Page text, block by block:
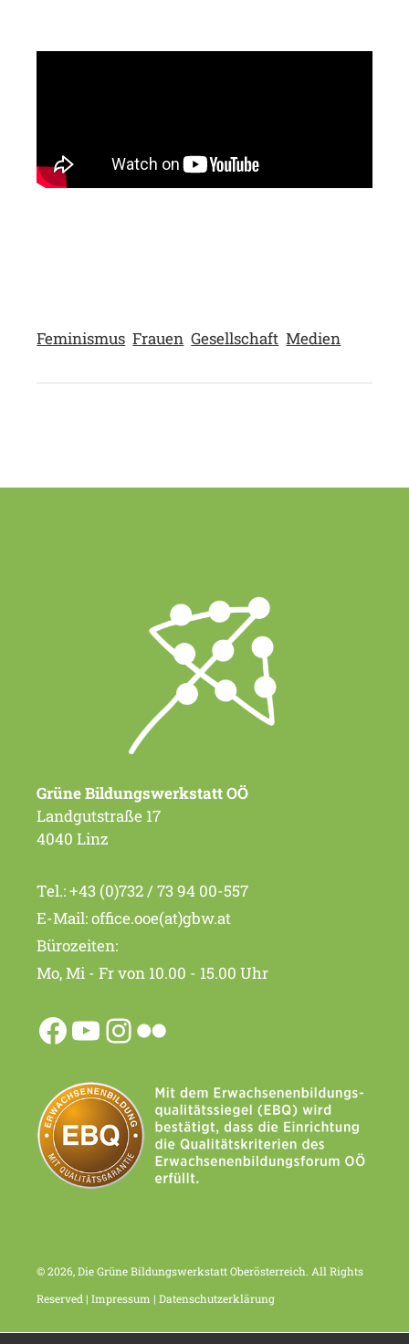
Feminismus Frauen Gesellschaft Medien
Grüne Bildungswerkstatt OÖ
Landgutstraße 17
4040 Linz
Tel.:+43 (0)732 / 73 94 00-557
E-Mail:office.ooe(at)gbw.at
Bürozeiten:
Mo, Mi - Fr von 10.00 - 15.00 Uhr
© 2026, Die Grüne Bildungswerkstatt Oberösterreich. All Rights
Reserved |Impressum |Datenschutzerklärung